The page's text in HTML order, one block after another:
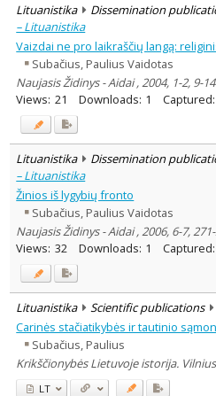
Lituanistika Dissemination
– Lituanistika
Vaizdai ne pro laikraščių langą:
Subačius, Paulius Vaidotas
Naujasis Židinys - Aidai , 2004, 1-2, 9-14
Views: 21 Downloads: 1 Captured:
Lituanistika Dissemination
– Lituanistika
Žinios iš lygybių fronto
Subačius, Paulius Vaidotas
Naujasis Židinys - Aidai , 2006, 6-7,
Views: 32 Downloads: 1 Captured:
Lituanistika Scientific publications
Carinės stačiatikybės ir tautinio
Subačius, Paulius
Krikščionybės Lietuvoje istorija.
LT